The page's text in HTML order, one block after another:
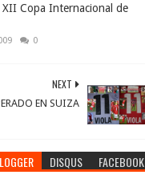
Copa Internacional de
0
NEXT
EN SUIZA
DISQUS FACEBOOK